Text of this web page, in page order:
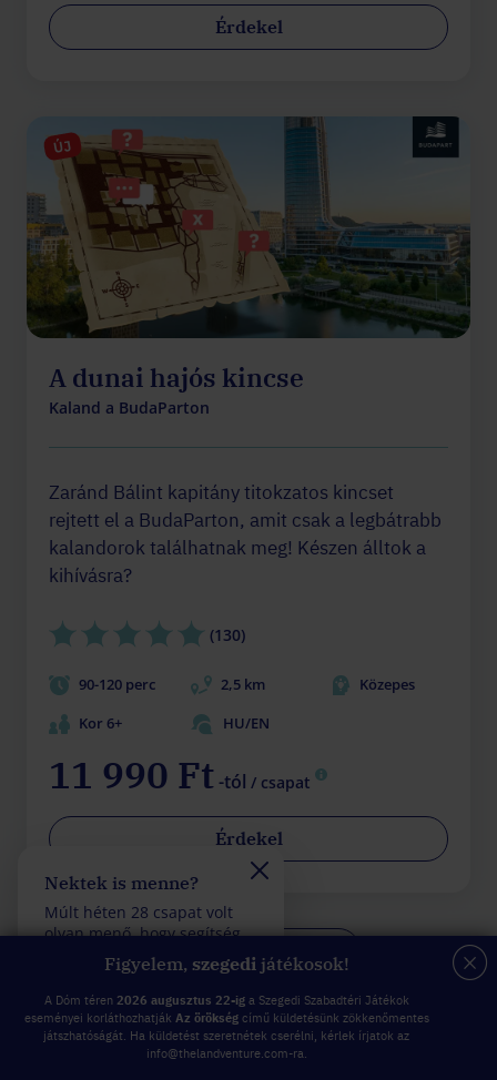
Érdekel
ÚJ
A dunai hajós kincse
Kaland a BudaParton
Zaránd Bálint kapitány titokzatos kincset
rejtett el a BudaParton, amit csak a legbátrabb
kalandorok találhatnak meg! Készen álltok a
kihívásra?
(130)
90-120 perc 2,5 km
Közepes
Kor 6+
HU/EN
11 990 Ft-tól / csapat
Érdekel
Figyelem, szegedijátékosok!
A Dóm téren 2026 augusztus 22-iga Szegedi Szabadtéri Játékok
eseményei korláthozhatják Az örökségcímű küldetésünk zökkenőmentes
játszhatóságát. Ha küldetést szeretnétek cserélni, kérlek írjatok az
info@thelandventure.com-ra.
Nektek is menne?
Múlt héten 28 csapat volt
olyan menő, hogy segítség
felhasználása nélkül
teljesítettek egy küldetést.
olyan fantasztikus, hogy
kevesebb mint 5 rossz
válasszal teljesítettek egy
küldetést.